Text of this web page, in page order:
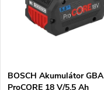
s
BOSCH Akumulátor GBA
ProCORE 18 V/5,5 Ah